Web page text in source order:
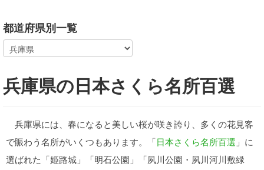
都道府県別一覧
兵庫県の日本さくら名所百選
兵庫県には、春になると美しい桜が咲き誇り、多くの花見客
で賑わう名所がいくつもあります。「日本さくら名所百選 」に
選ばれた「姫路城」「明石公園」「夙川公園・夙川河川敷緑